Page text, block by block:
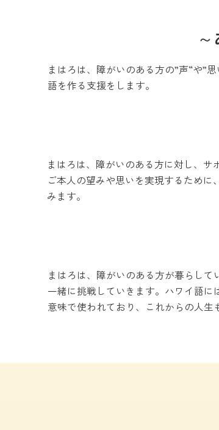
まはろは、障がいのある方の”声“や”
語を作る支援をします。
まはろは、障がいのある方に対し、サ
ご本人の望みや思いを実現するため
みます。
まはろは、障がいのある方が暮らし
一緒に挑戦していきます。ハワイ語に
意味で使われており、これからの人生